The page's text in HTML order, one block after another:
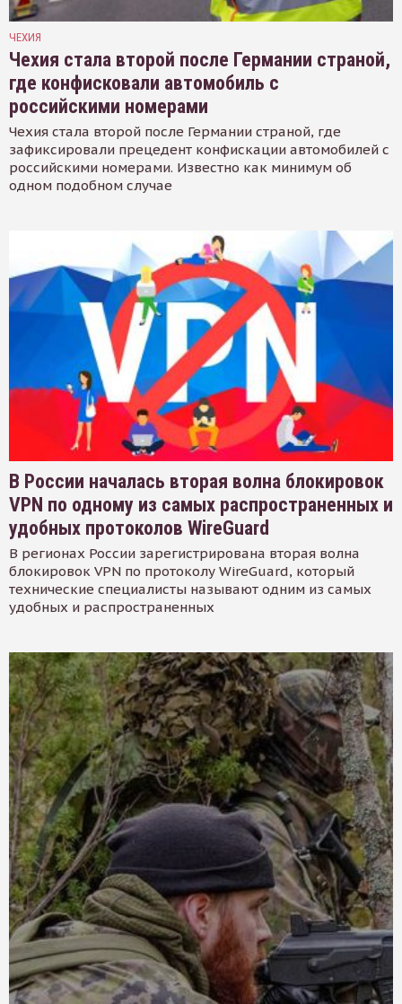
ЧЕХИЯ
Чехия стала второй после Германии страной,
где конфисковали автомобиль с
российскими номерами
Чехия стала второй после Германии страной, где
зафиксировали прецедент конфискации автомобилей с
российскими номерами. Известно как минимум об
одном подобном случае
В России началась вторая волна блокировок
VPN по одному из самых распространенных и
удобных протоколов WireGuard
В регионах России зарегистрирована вторая волна
блокировок VPN по протоколу WireGuard, который
технические специалисты называют одним из самых
удобных и распространенных